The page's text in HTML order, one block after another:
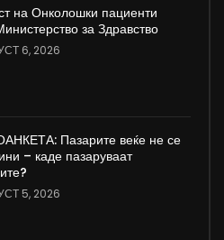
на Онколошки пациенти
за Здравство
6, 2026
Пазарите веќе не се
– каде пазаруваат
5, 2026